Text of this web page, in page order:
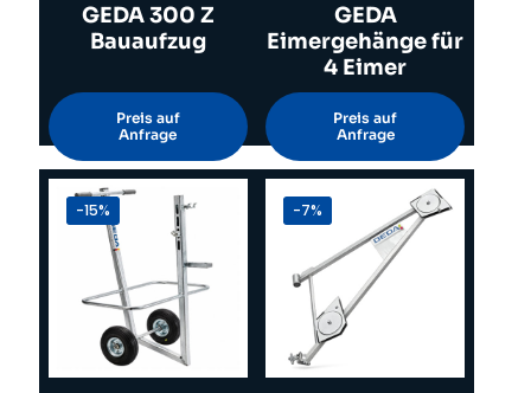
GEDA 300 Z
Bauaufzug
Preis auf
Anfrage
GEDA
Eimergehänge für
4 Eimer
Preis auf
Anfrage
-15% -7%